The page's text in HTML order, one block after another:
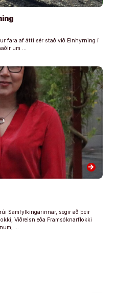
fara af átti sér stað við Einhyrning í
um …
arrow_forward
Samfylkingarinnar, segir að þeir
Viðreisn eða Framsóknarflokki
…